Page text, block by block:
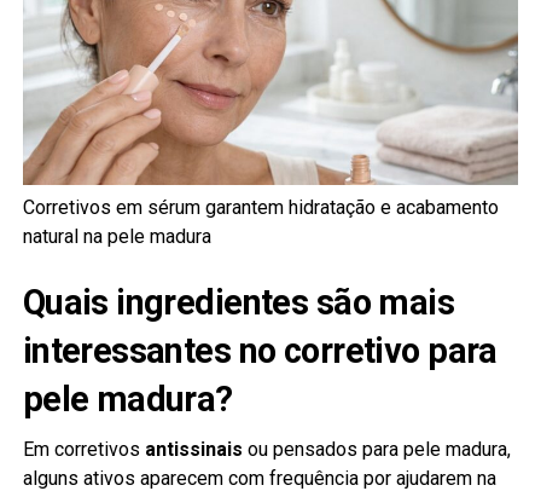
Corretivos em sérum garantem hidratação e acabamento
natural na pele madura
Quais ingredientes são mais
interessantes no corretivo para
pele madura?
Em corretivos antissinais ou pensados para pele madura,
alguns ativos aparecem com frequência por ajudarem na